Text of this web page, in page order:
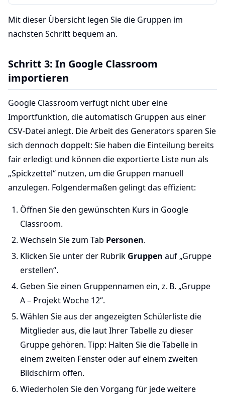
Mit dieser Übersicht legen Sie die Gruppen im
nächsten Schritt bequem an.
Schritt 3: In Google Classroom
importieren
Google Classroom verfügt nicht über eine
Importfunktion, die automatisch Gruppen aus einer
CSV-Datei anlegt. Die Arbeit des Generators sparen Sie
sich dennoch doppelt: Sie haben die Einteilung bereits
fair erledigt und können die exportierte Liste nun als
„Spickzettel“ nutzen, um die Gruppen manuell
anzulegen. Folgendermaßen gelingt das effizient:
Öffnen Sie den gewünschten Kurs in Google
Classroom.
Wechseln Sie zum Tab Personen.
Klicken Sie unter der Rubrik Gruppen auf „Gruppe
erstellen“.
Geben Sie einen Gruppennamen ein, z. B. „Gruppe
A – Projekt Woche 12“.
Wählen Sie aus der angezeigten Schülerliste die
Mitglieder aus, die laut Ihrer Tabelle zu dieser
Gruppe gehören. Tipp: Halten Sie die Tabelle in
einem zweiten Fenster oder auf einem zweiten
Bildschirm offen.
Wiederholen Sie den Vorgang für jede weitere